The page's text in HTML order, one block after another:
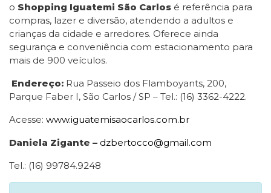
o Shopping Iguatemi São Carlos é referência para
compras, lazer e diversão, atendendo a adultos e
crianças da cidade e arredores. Oferece ainda
segurança e conveniência com estacionamento para
mais de 900 veículos.
Endereço: Rua Passeio dos Flamboyants, 200,
Parque Faber I, São Carlos / SP – Tel.: (16) 3362-4222.
Acesse: www.iguatemisaocarlos.com.br
Daniela Zigante – dzbertocco@gmail.com
Tel.: (16) 99784.9248